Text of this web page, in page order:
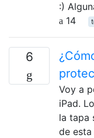
:)
14
6
Voy a
iPad.
la tapa
de